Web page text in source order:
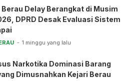
Berau Delay Berangkat di Musim
DPRD Desak Evaluasi Sistem
1 minggu yang lalu
Narkotika Dominasi Barang
Dimusnahkan Kejari Berau